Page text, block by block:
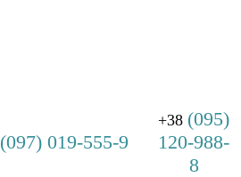
(097) 019-555-9
+38 (095)
120-988-
8